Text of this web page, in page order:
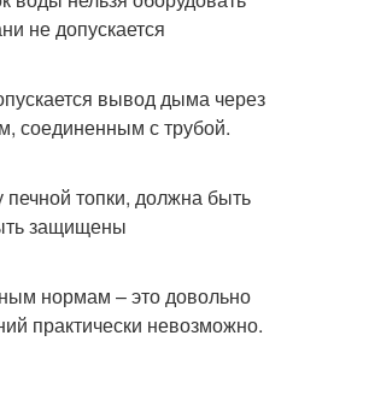
не допускается
вывод дыма через
соединенным с трубой.
печной топки, должна быть
защищены
нормам – это довольно
практически невозможно.